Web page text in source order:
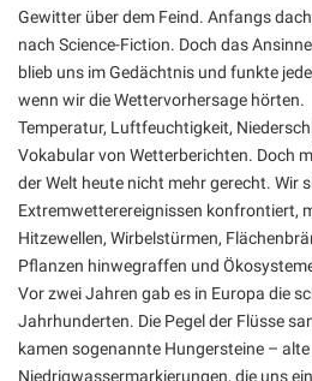
Gewitter über dem Feind. Anfangs
nach Science-Fiction. Doch das
blieb uns im Gedächtnis und funkte
wenn wir die Wettervorhersage hörten.
Temperatur, Luftfeuchtigkeit,
Vokabular von Wetterberichten. Doch
der Welt heute nicht mehr gerecht. Wir
Extremwetterereignissen konfrontiert,
Hitzewellen, Wirbelstürmen,
Pflanzen hinwegraffen und
Vor zwei Jahren gab es in Europa die
Jahrhunderten. Die Pegel der Flüsse
kamen sogenannte Hungersteine – alte
Niedrigwassermarkierungen, die uns